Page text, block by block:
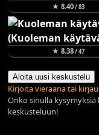
★ 8.40/ 83
★ 8.38/ 47
Aloita uusi keskustelu
Kirjoita vieraana tai
Onko sinulla
keskusteluun!